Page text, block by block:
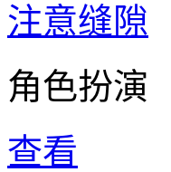
注意缝隙
角色扮演
查看